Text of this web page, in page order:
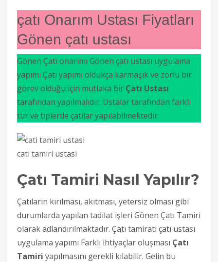
çatı Onarım Ustası Fiyatları
Gönen çatı ustası
Gönen Çatı onarımı Gönen çatı ustası uygulama
yapımı Çatı yapımı oldukça karmaşık ve zorlu bir
görev olduğu için mutlaka bir Çatı Ustası
tarafından yapılmalıdır. Ustalar tarafından farklı
tür ve tiplerde çatılar yapılabilmektedir.
cati tamiri ustasi
Çatı Tamiri Nasıl Yapılır?
Çatıların kırılması, akıtması, yetersiz olması gibi
durumlarda yapılan tadilat işleri Gönen Çatı Tamiri
olarak adlandırılmaktadır. Çatı tamiratı çatı ustası
uygulama yapımı Farklı ihtiyaçlar oluşması Çatı
Tamiri yapılmasını gerekli kılabilir. Gelin bu